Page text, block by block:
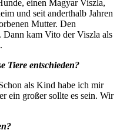
einen Magyar Viszla,
und seit anderthalb Jahren
Mutter. Den
Dann kam Vito der Viszla als
Tiere entschieden?
als Kind habe ich mir
ein großer sollte es sein. Wir